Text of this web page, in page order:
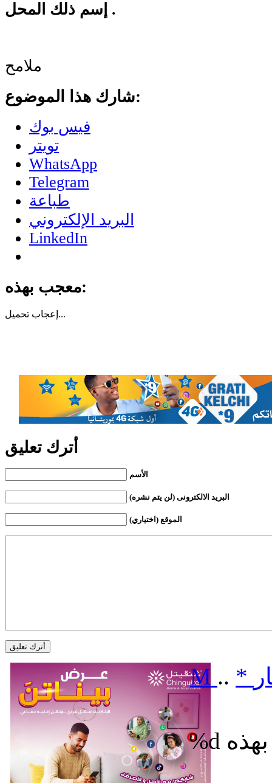
إسم ذلك المحل .
ملامح
شارك هذا الموضوع:
فيس بوك
تويتر
WhatsApp
Telegram
طباعة
البريد الإلكتروني
LinkedIn
معجب بهذه:
إعجاب تحميل...
أترك تعليق
الأسم
البريد الالكترونى (لن يتم نشره)
الموقع (اختياري)
M .. *
%d